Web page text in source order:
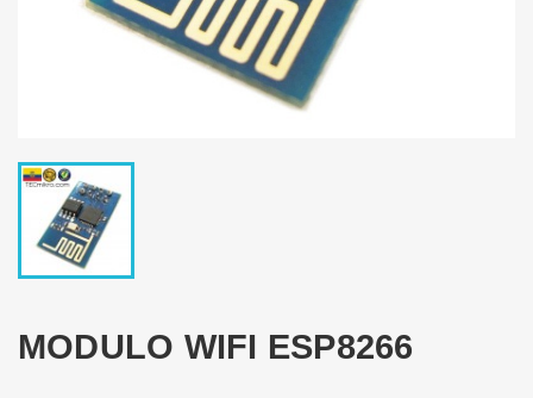
MODULO WIFI ESP8266